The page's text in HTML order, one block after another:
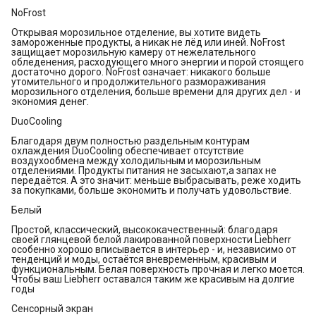
NoFrost
Открывая морозильное отделение, вы хотите видеть
замороженные продукты, а никак не лёд или иней. NoFrost
защищает морозильную камеру от нежелательного
обледенения, расходующего много энергии и порой стоящего
достаточно дорого. NoFrost означает: никакого больше
утомительного и продолжительного размораживания
морозильного отделения, больше времени для других дел - и
экономия денег.
DuoCooling
Благодаря двум полностью раздельным контурам
охлаждения DuoCooling обеспечивает отсутствие
воздухообмена между холодильным и морозильным
отделениями. Продукты питания не засыхают,а запах не
передаётся. А это значит: меньше выбрасывать, реже ходить
за покупками, больше экономить и получать удовольствие.
Белый
Простой, классический, высококачественный: благодаря
своей глянцевой белой лакированной поверхности Liebherr
особенно хорошо вписывается в интерьер - и, независимо от
тенденций и моды, остаётся вневременным, красивым и
функциональным. Белая поверхность прочная и легко моется.
Чтобы ваш Liebherr оставался таким же красивым на долгие
годы
Сенсорный экран